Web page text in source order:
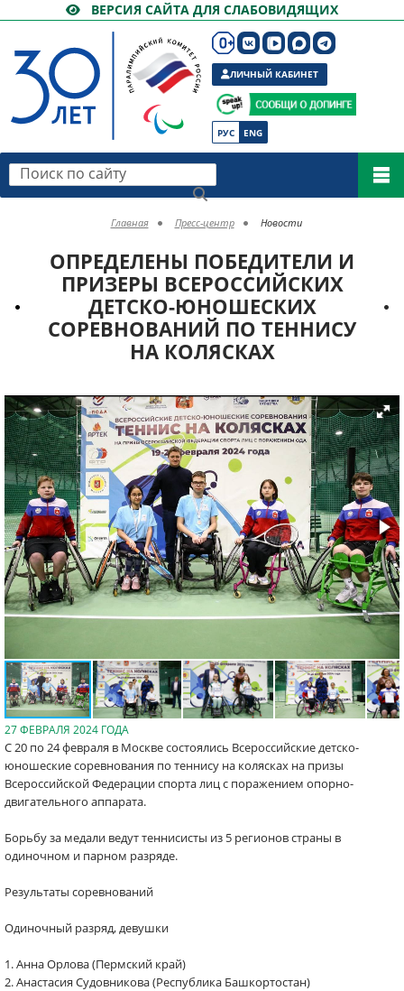
ВЕРСИЯ САЙТА ДЛЯ СЛАБОВИДЯЩИХ
РУС ENG
ЛИЧНЫЙ КАБИНЕТ
Поиск по сайту
Главная Пресс-центр Новости
ОПРЕДЕЛЕНЫ ПОБЕДИТЕЛИ И
ПРИЗЕРЫ ВСЕРОССИЙСКИХ
ДЕТСКО-ЮНОШЕСКИХ
СОРЕВНОВАНИЙ ПО ТЕННИСУ
НА КОЛЯСКАХ
27 ФЕВРАЛЯ 2024 ГОДА
С 20 по 24 февраля в Москве состоялись Всероссийские детско-
юношеские соревнования по теннису на колясках на призы
Всероссийской Федерации спорта лиц с поражением опорно-
двигательного аппарата.
Борьбу за медали ведут теннисисты из 5 регионов страны в
одиночном и парном разряде.
Результаты соревнований
Одиночный разряд, девушки
1. Анна Орлова (Пермский край)
2. Анастасия Судовникова (Республика Башкортостан)